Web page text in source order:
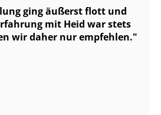
ging äußerst flott und
mit Heid war stets
wir daher nur empfehlen.